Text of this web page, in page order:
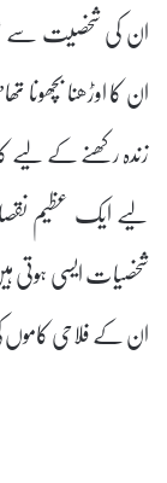
ان کی شخصیت سے
ان کا اوڑھنا
زندہ رکھنے کے لیے
لیے ایک عظیم
شخصیات ایسی ہوتی
ان کے فلاحی